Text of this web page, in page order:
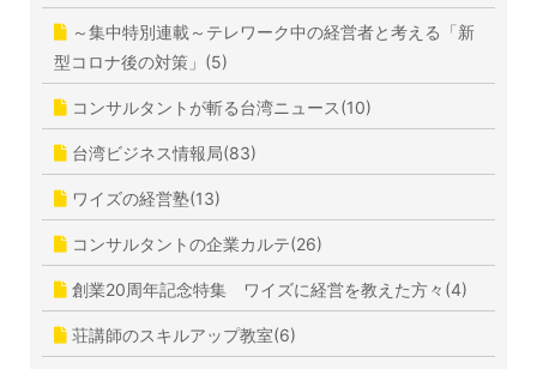
～集中特別連載～テレワーク中の経営者と考える「新
型コロナ後の対策」(5)
コンサルタントが斬る台湾ニュース(10)
台湾ビジネス情報局(83)
ワイズの経営塾(13)
コンサルタントの企業カルテ(26)
創業20周年記念特集 ワイズに経営を教えた方々(4)
荘講師のスキルアップ教室(6)